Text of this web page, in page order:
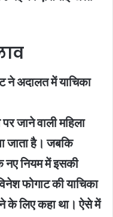
ने अदालत में याचिका
जाने वाली महिला
जाता है। जबकि
नए नियम में इसकी
फोगाट की याचिका
के लिए कहा था। ऐसे में